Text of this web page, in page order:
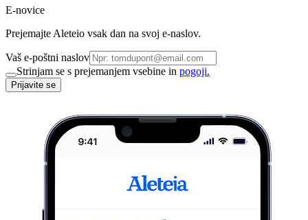
E-novice
Prejemajte Aleteio vsak dan na svoj e-naslov.
Vaš e-poštni naslov
Strinjam se s prejemanjem vsebine in pogoji.
Prijavite se